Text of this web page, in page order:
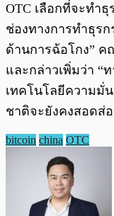
OTC เลือกที่จะทำ
ช่องทางการทำธุร
ด้านการฉ้อโกง” ค
และกล่าวเพิ่มว่า “
เทคโนโลยีความมั่
ชาติจะยังคงสอดส่
bitcoin china OTC